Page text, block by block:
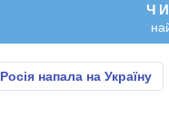
Росія напала на Україну